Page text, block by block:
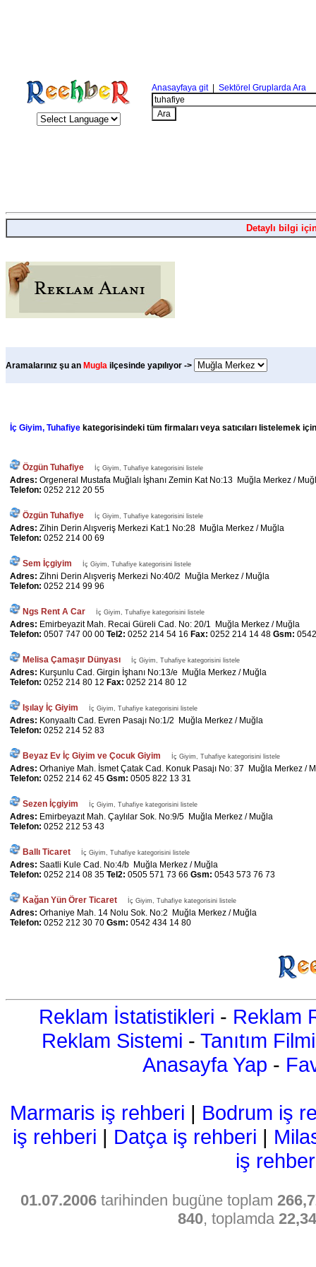
Anasayfaya git| Sektörel Gruplarda Ara
Detaylı bilgi
Aramalarınız şu an Mugla ilçesinde yapılıyor ->
İç Giyim, Tuhafiye kategorisindeki tüm firmaları veya satıcıları listelemek
Özgün Tuhafiye İç Giyim, Tuhafiye kategorisini listele
Adres: Orgeneral Mustafa Muğlalı İşhanı Zemin Kat No:13 Muğla Merkez /
Telefon: 0252 212 20 55
Özgün Tuhafiye İç Giyim, Tuhafiye kategorisini listele
Adres: Zihin Derin Alışveriş Merkezi Kat:1 No:28 Muğla Merkez / Muğla
Telefon: 0252 214 00 69
Sem İçgiyim İç Giyim, Tuhafiye kategorisini listele
Adres: Zihni Derin Alışveriş Merkezi No:40/2 Muğla Merkez / Muğla
Telefon: 0252 214 99 96
Ngs Rent A Car İç Giyim, Tuhafiye kategorisini listele
Adres: Emirbeyazit Mah. Recai Güreli Cad. No: 20/1 Muğla Merkez / Muğla
Telefon: 0507 747 00 00 Tel2: 0252 214 54 16 Fax: 0252 214 14 48 Gsm:
Melisa Çamaşır Dünyası İç Giyim, Tuhafiye kategorisini listele
Adres: Kurşunlu Cad. Girgin İşhanı No:13/e Muğla Merkez / Muğla
Telefon: 0252 214 80 12 Fax: 0252 214 80 12
Işılay İç Giyim İç Giyim, Tuhafiye kategorisini listele
Adres: Konyaaltı Cad. Evren Pasajı No:1/2 Muğla Merkez / Muğla
Telefon: 0252 214 52 83
Beyaz Ev İç Giyim ve Çocuk Giyim İç Giyim, Tuhafiye kategorisini listele
Adres: Orhaniye Mah. İsmet Çatak Cad. Konuk Pasajı No: 37 Muğla Merkez /
Telefon: 0252 214 62 45 Gsm: 0505 822 13 31
Sezen İçgiyim İç Giyim, Tuhafiye kategorisini listele
Adres: Emirbeyazıt Mah. Çaylılar Sok. No:9/5 Muğla Merkez / Muğla
Telefon: 0252 212 53 43
Ballı Ticaret İç Giyim, Tuhafiye kategorisini listele
Adres: Saatli Kule Cad. No:4/b Muğla Merkez / Muğla
Telefon: 0252 214 08 35 Tel2: 0505 571 73 66 Gsm: 0543 573 76 73
Kağan Yün Örer Ticaret İç Giyim, Tuhafiye kategorisini listele
Adres: Orhaniye Mah. 14 Nolu Sok. No:2 Muğla Merkez / Muğla
Telefon: 0252 212 30 70 Gsm: 0542 434 14 80
Reklam İstatistikleri - Reklam
Reklam Sistemi - Tanıtım Filmi
Anasayfa Yap -
Marmaris iş rehberi | Bodrum iş
iş rehberi | Datça iş rehberi |
iş
01.07.2006 tarihinden bugüne toplam
840, toplamda